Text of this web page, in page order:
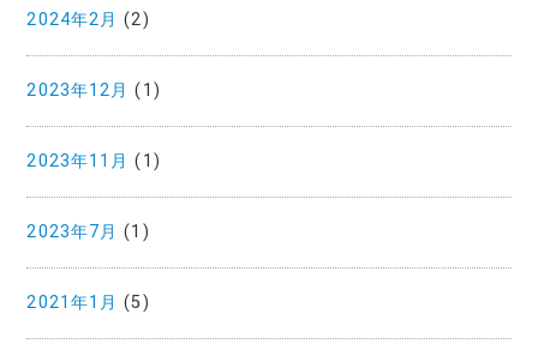
2024年2月 (2)
2023年12月 (1)
2023年11月 (1)
2023年7月 (1)
2021年1月 (5)